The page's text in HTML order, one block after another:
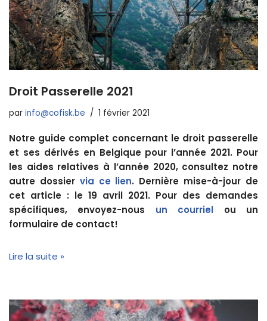
Droit Passerelle 2021
par info@cofisk.be 1 février 2021
Notre guide complet concernant le droit passerelle
et ses dérivés en Belgique pour l’année 2021. Pour
les aides relatives à l’année 2020, consultez notre
autre dossier via ce lien. Dernière mise-à-jour de
cet article : le 19 avril 2021. Pour des demandes
spécifiques, envoyez-nous un courriel ou un
formulaire de contact!
Lire la suite »